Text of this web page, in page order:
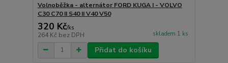
Volnoběžka - alternátor FORD KUGA I - VOLVO
C30 C70 II S40 II V40 V50
320 Kč/ks
264 Kč bez DPH skladem 1 ks
Přidat do košíku